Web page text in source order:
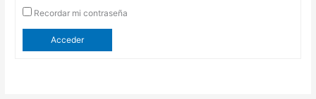
Recordar mi contraseña
Acceder